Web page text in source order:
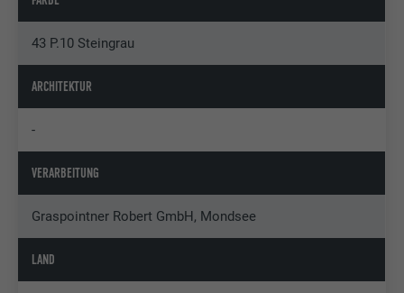
43 P.10 Steingrau
ARCHITEKTUR
-
VERARBEITUNG
Graspointner Robert GmbH, Mondsee
LAND